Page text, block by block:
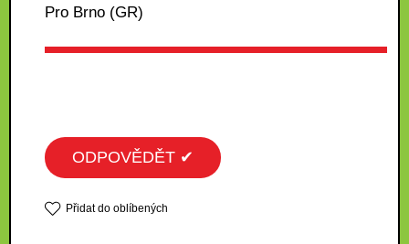
Pro Brno (GR)
ODPOVĚDĚT ✔
Přidat do oblíbených